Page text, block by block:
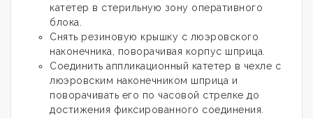
катетер в стерильную зону оперативного
блока.
Снять резиновую крышку с люэровского
наконечника, поворачивая корпус шприца.
Соединить аппликационный катетер в чехле с
люэровским наконечником шприца и
поворачивать его по часовой стрелке до
достижения фиксированного соединения.